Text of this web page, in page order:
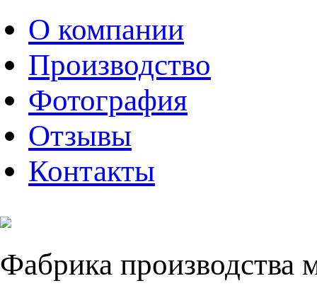
О компании
Производство
Фотография
Отзывы
Контакты
Фабрика производства